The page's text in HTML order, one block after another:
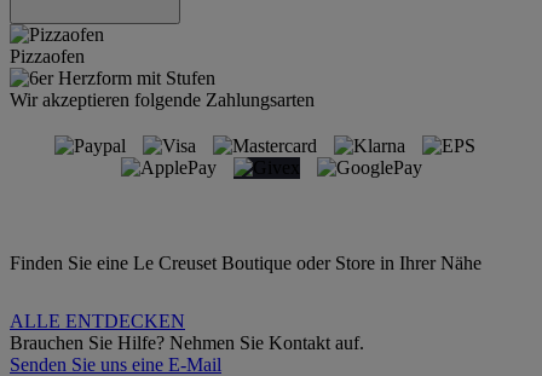
Pizzaofen
Wir akzeptieren folgende Zahlungsarten
Finden Sie eine Le Creuset Boutique oder Store in Ihrer Nähe
ALLE ENTDECKEN
Brauchen Sie Hilfe? Nehmen Sie Kontakt auf.
Senden Sie uns eine E-Mail